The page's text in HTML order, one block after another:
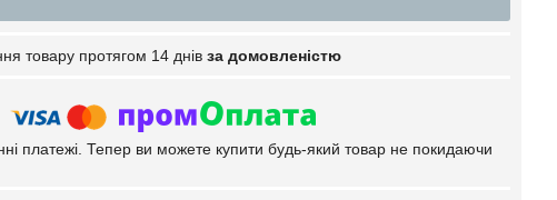
товару протягом 14 днів за домовленістю
платежі. Тепер ви можете купити будь-який товар не покидаючи